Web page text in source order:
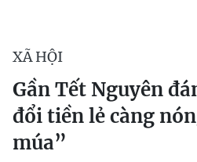
XÃ HỘI
Gần Tết Nguyên
đổi tiền lẻ càng
múa”